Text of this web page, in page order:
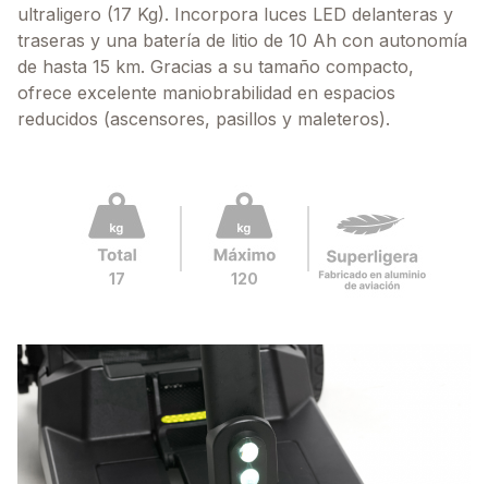
ultraligero (17 Kg). Incorpora luces LED delanteras y
traseras y una batería de litio de 10 Ah con autonomía
de hasta 15 km. Gracias a su tamaño compacto,
ofrece excelente maniobrabilidad en espacios
reducidos (ascensores, pasillos y maleteros).
17 120